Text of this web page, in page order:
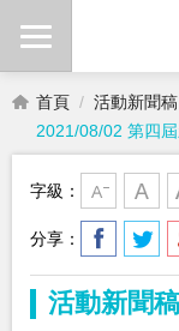
首頁
活動新聞稿
2021/08/02 第四
字級：
分享：
活動新聞稿